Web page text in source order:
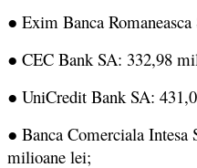
● Exim Banca
● CEC Bank SA: 332,98
● UniCredit Bank SA:
● Banca Comerciala Intesa
milioane lei;